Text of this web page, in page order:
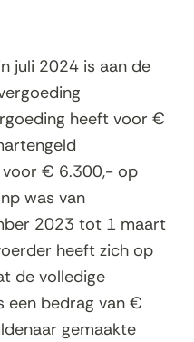
juli 2024 is aan de
heeft voor €
€ 6.300,- op
was van
2023 tot 1 maart
heeft zich op
de volledige
een bedrag van €
gemaakte